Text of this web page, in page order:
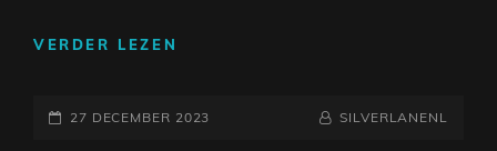
VERDER LEZEN
DE
GEPLAATST
27 DECEMBER 2023 NAAMREGEL
BYLINE
SILVERLANENL